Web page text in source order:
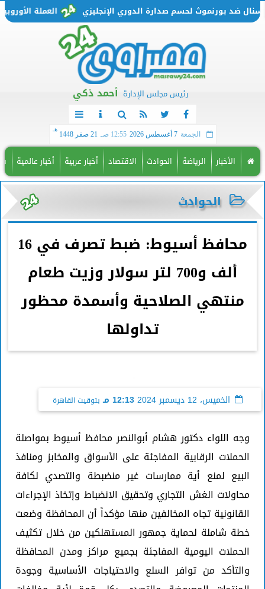
العملة الأوروبية تتحرك من بورنموث لحسم صدارة الدوري الإنجليزي
رئيس مجلس الإدارة أحمد ذكي
الجمعة 7 أغسطس 2026 12:55 صـ 21 صفر 1448
هـ
الأخبار الرياضة الحوادث الاقتصاد أخبار عربية أخبار عالمية
الحوادث
محافظ أسيوط: ضبط تصرف في 16
ألف و700 لتر سولار وزيت طعام
منتهي الصلاحية وأسمدة محظور
تداولها
الخميس، 12 ديسمبر 2024 12:13 مـ بتوقيت القاهرة
وجه اللواء دكتور هشام أبوالنصر محافظ أسيوط بمواصلة
الحملات الرقابية المفاجئة على الأسواق والمخابز ومنافذ
البيع لمنع أية ممارسات غير منضبطة والتصدي لكافة
محاولات الغش التجاري وتحقيق الانضباط وإتخاذ الإجراءات
القانونية تجاه المخالفين منها مؤكداً أن المحافظة وضعت
خطة شاملة لحماية جمهور المستهلكين من خلال تكثيف
الحملات اليومية المفاجئة بجميع مراكز ومدن المحافظة
والتأكد من توافر السلع والاحتياجات الأساسية وجودة